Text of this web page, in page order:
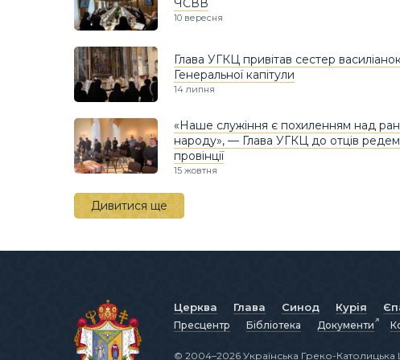
ЧСВВ
10 вересня
Глава УГКЦ привітав сестер
Генеральної капітули
14 липня
«Наше служіння є похиленням над
народу», — Глава УГКЦ до отців
провінції
15 жовтня
Дивитися ще
Церква Глава Синод Курія
Пресцентр Бібліотека Документи
© 2004–2026 Українська Греко-Католицька